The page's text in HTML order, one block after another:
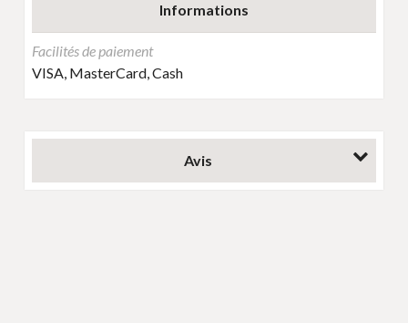
Informations
Facilités de paiement
VISA, MasterCard, Cash
Avis